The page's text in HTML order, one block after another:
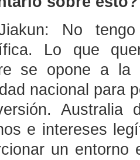
No
Lo que
se opone a la
nacional para
Australia
e intereses
un entorno